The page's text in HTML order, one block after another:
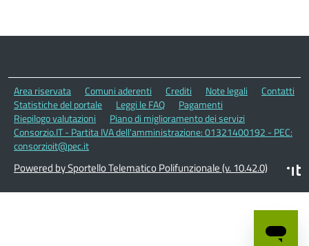
Area riservata Comuni aderenti Crediti Note legali
Contatti
Statistiche del portale
Leggi le FAQ
Pagamenti
Riepilogo valutazioni
Piano di miglioramento dei servizi
Consorzio.IT - Partita IVA dell'amministrazione: 01321400192 - PEC:
consorzioit@pec.it
Powered by Sportello Telematico Polifunzionale (v. 10.42.0)